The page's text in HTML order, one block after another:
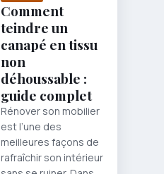
Comment
teindre un
canapé en tissu
non
déhoussable :
guide complet
Rénover son mobilier
est l’une des
meilleures façons de
rafraîchir son intérieur